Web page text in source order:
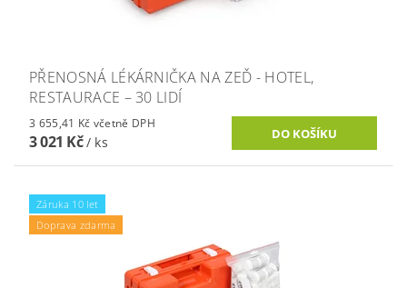
PŘENOSNÁ LÉKÁRNIČKA NA ZEĎ - HOTEL,
RESTAURACE – 30 LIDÍ
3 655,41 Kč včetně DPH
3 021 Kč/ ks
Záruka 10 let
Doprava zdarma